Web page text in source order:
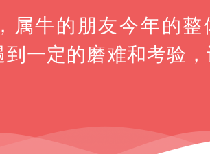
属牛的朋友今年的整
一定的磨难和考验